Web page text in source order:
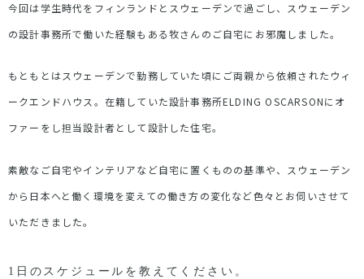
今回は学生時代をフィンランドとスウェーデンで過ごし、スウェーデン
の設計事務所で働いた経験もある牧さんのご自宅にお邪魔しました。
もともとはスウェーデンで勤務していた頃にご両親から依頼されたウィ
ークエンドハウス。在籍していた設計事務所ELDING OSCARSONにオ
ファーをし担当設計者として設計した住宅。
素敵なご自宅やインテリアなど自宅に置くものの基準や、スウェーデン
から日本へと働く環境を変えての働き方の変化など色々とお伺いさせて
いただきました。
1日のスケジュールを教えてください。